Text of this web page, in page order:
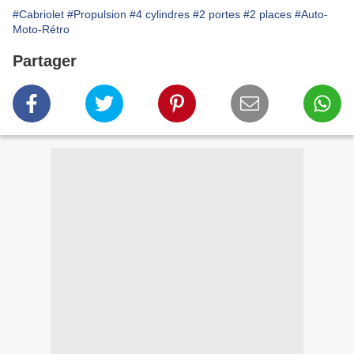
#Cabriolet #Propulsion #4 cylindres #2 portes #2 places #Auto-
Moto-Rétro
Partager